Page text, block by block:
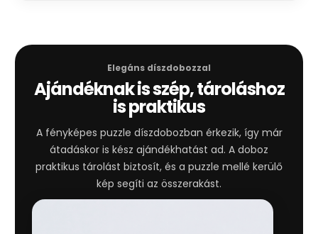
Elegáns díszdobozzal
Ajándéknak is szép, tároláshoz
is praktikus
A fényképes puzzle díszdobozban érkezik, így már
átadáskor is kész ajándékhatást ad. A doboz
praktikus tárolást biztosít, és a puzzle mellé kerülő
kép segíti az összerakást.